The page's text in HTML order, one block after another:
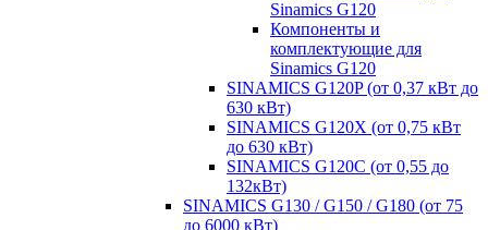
Sinamics G120
Компоненты и
комплектующие для
Sinamics G120
SINAMICS G120P (от 0,37 кВт до
630 кВт)
SINAMICS G120X (от 0,75 кВт
до 630 кВт)
SINAMICS G120C (от 0,55 до
132кВт)
SINAMICS G130 / G150 / G180 (от 75
до 6000 кВт)